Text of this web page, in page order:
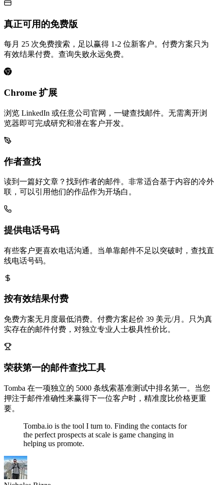
真正可用的免费版
每月 25 次免费搜索，足以赢得 1-2 位新客户。付费方案只为
有效结果付费。查询失败永远免费。
Chrome 扩展
浏览 LinkedIn 或任意公司官网，一键查找邮件。无需离开浏
览器即可完成研究和潜在客户开发。
作者查找
读到一篇好文章？找到作者的邮件。非常适合基于内容的冷外
联，可以引用他们的作品作为开场白。
提供电话号码
有些客户更喜欢电话沟通。当单靠邮件不足以突破时，查找直
线电话号码。
按有效结果付费
免费方案无月度最低消费。付费方案起价 39 美元/月。只为真
实存在的邮件付费，对独立专业人士极具性价比。
荣获第一的邮件查找工具
Tomba 在一项独立的 5000 条线索基准测试中排名第一。当您
押注于邮件准确性来赢得下一位客户时，精准度比价格更重
要。
Tomba.io is the tool I turn to. Finding the contacts for
the perfect prospects at scale is game changing in
helping us promote.